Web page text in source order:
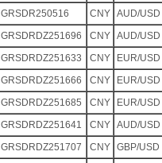
GRSDR250516 CNY AUD/USD
GRSDRDZ251696 CNY AUD/USD
GRSDRDZ251633 CNY EUR/USD
GRSDRDZ251666 CNY EUR/USD
GRSDRDZ251685 CNY EUR/USD
GRSDRDZ251641 CNY AUD/USD
GRSDRDZ251707 CNY GBP/USD